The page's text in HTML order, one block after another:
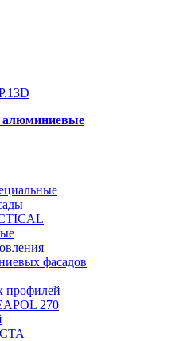
алюминиевые
фасадов
профилей
270